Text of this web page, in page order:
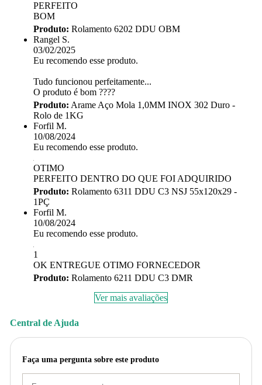
PERFEITO
BOM
Produto: Rolamento 6202 DDU OBM
Rangel S.
03/02/2025
Eu recomendo esse produto.
Tudo funcionou perfeitamente...
O produto é bom ????
Produto: Arame Aço Mola 1,0MM INOX 302 Duro -
Rolo de 1KG
Forfil M.
10/08/2024
Eu recomendo esse produto.
OTIMO
PERFEITO DENTRO DO QUE FOI ADQUIRIDO
Produto: Rolamento 6311 DDU C3 NSJ 55x120x29 -
1PÇ
Forfil M.
10/08/2024
Eu recomendo esse produto.
1
OK ENTREGUE OTIMO FORNECEDOR
Produto: Rolamento 6211 DDU C3 DMR
Ver mais avaliações
Central de Ajuda
Faça uma pergunta sobre este produto